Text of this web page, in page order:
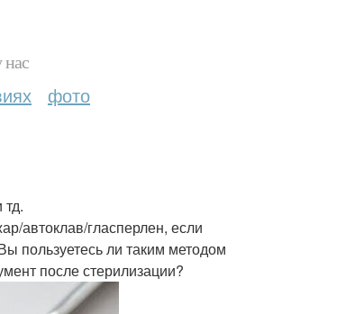
фото
автоклав/гласперлен, если
пользуетесь ли таким методом
после стерилизации?